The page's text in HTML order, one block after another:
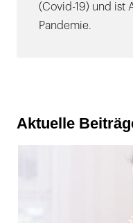
(Covid-19) und ist
Pandemie.
Aktuelle